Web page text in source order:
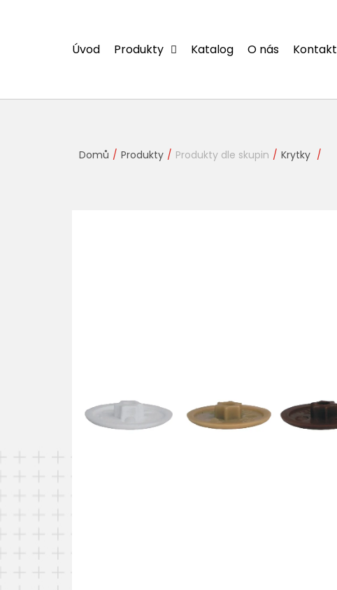
Úvod Produkty Katalog O nás Kontakt
Domů Produkty Produkty dle skupin Krytky